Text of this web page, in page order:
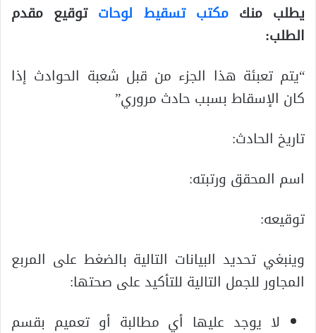
يطلب منك مكتب تسقيط لوحاتتوقيع مقدم
الطلب:
“يتم تعبئة هذا الجزء من قبل شعبة الحوادث إذا
كان الإسقاط بسبب حادث مروري”
تاريخ الحادث:
اسم المحقق ورتبته:
توقيعه:
وينبغي تحديد البيانات التالية بالضغط على المربع
المجاور للجمل التالية للتأكيد على صحتها:
لا يوجد عليها أي مطالبة أو تعميم بقسم